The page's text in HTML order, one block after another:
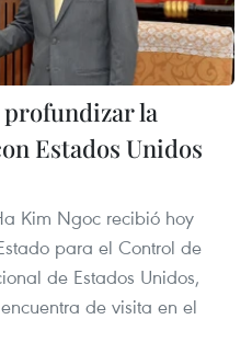
la
Estados Unidos
Kim Ngoc recibió hoy
para el Control de
de Estados Unidos,
de visita en el